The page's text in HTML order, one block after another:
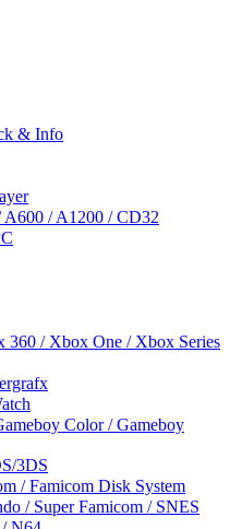
& Info
/ A1200 / CD32
/ Xbox One / Xbox Series
Color / Gameboy
3DS
/ Famicom Disk System
/ Super Famicom / SNES